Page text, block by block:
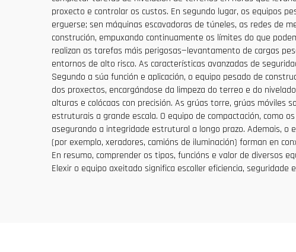
proxecto e controlar os custos. En segundo lugar, os equipos
erguerse; sen máquinas escavadoras de túneles, as redes de
construción, empuxando continuamente os límites do que
realizan as tarefas máis perigosas—levantamento de cargas
entornos de alto risco. As características avanzadas de
Segundo a súa función e aplicación, o equipo pesado de
dos proxectos, encargándose da limpeza do terreo e do
alturas e colócaas con precisión. As grúas torre, grúas móviles
estruturais a grande escala. O equipo de compactación, como
asegurando a integridade estrutural a longo prazo. Ademais,
(por exemplo, xeradores, camións de iluminación) forman en
En resumo, comprender os tipos, funcións e valor de diversos
Elexir o equipo axeitado significa escoller eficiencia, seguridade